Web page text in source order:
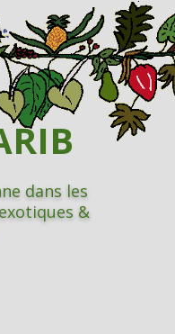
dans les
&